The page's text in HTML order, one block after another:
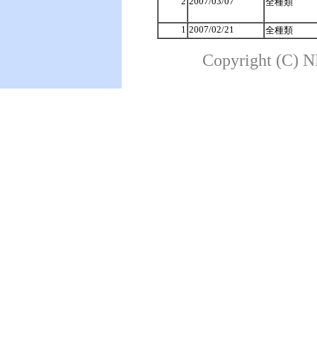
1 2007/02/21 全種類
Copyright (C)